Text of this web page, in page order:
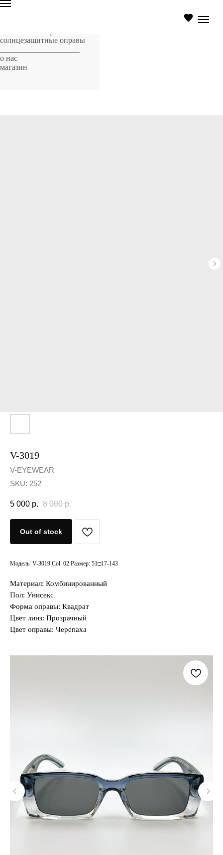
солнцезащитные оправы
о нас
магазин
V-3019
V-EYEWEAR
SKU: 252
5 000 р. 8 000 р.
Out of stock
Модель: V-3019 Col. 02 Размер: 51□17-143
Материал: Комбинированный
Пол: Унисекс
Форма оправы: Квадрат
Цвет линз: Прозрачный
Цвет оправы: Черепаха